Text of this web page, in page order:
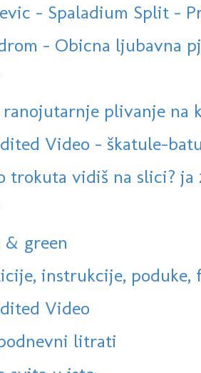
- Spaladium Split -
- Obicna ljubavna
plivanje na
Video - škatule-
trokuta vidiš na slici? ja
& green
instrukcije, poduke,
Video
litrati